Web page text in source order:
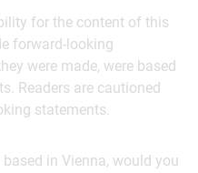
for the content of this
forward-looking
were made, were based
Readers are cautioned
statements.
in Vienna, would you